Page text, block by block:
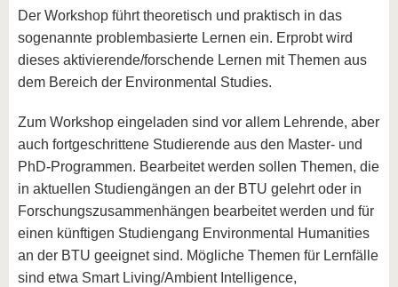
Der Workshop führt theoretisch und praktisch in das
sogenannte problembasierte Lernen ein. Erprobt wird
dieses aktivierende/forschende Lernen mit Themen aus
dem Bereich der Environmental Studies.
Zum Workshop eingeladen sind vor allem Lehrende, aber
auch fortgeschrittene Studierende aus den Master- und
PhD-Programmen. Bearbeitet werden sollen Themen, die
in aktuellen Studiengängen an der BTU gelehrt oder in
Forschungszusammenhängen bearbeitet werden und für
einen künftigen Studiengang Environmental Humanities
an der BTU geeignet sind. Mögliche Themen für Lernfälle
sind etwa Smart Living/Ambient Intelligence,